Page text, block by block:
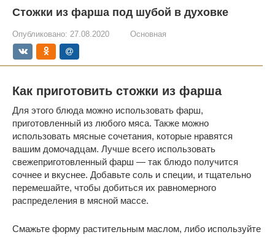
Стожки из фарша под шубой в духовке
Опубликовано: 27.08.2020 Основная
Как приготовить стожки из фарша
Для этого блюда можно использовать фарш,
приготовленный из любого мяса. Также можно
использовать мясные сочетания, которые нравятся
вашим домочадцам. Лучше всего использовать
свежеприготовленный фарш — так блюдо получится
сочнее и вкуснее. Добавьте соль и специи, и тщательно
перемешайте, чтобы добиться их равномерного
распределения в мясной массе.
Смажьте форму растительным маслом, либо используйте